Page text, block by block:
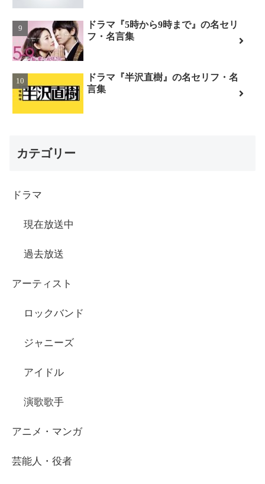
ドラマ『5時から9時まで』の名セリ
フ・名言集
ドラマ『半沢直樹』の名セリフ・名
言集
カテゴリー
ドラマ
現在放送中
過去放送
アーティスト
ロックバンド
ジャニーズ
アイドル
演歌歌手
アニメ・マンガ
芸能人・役者